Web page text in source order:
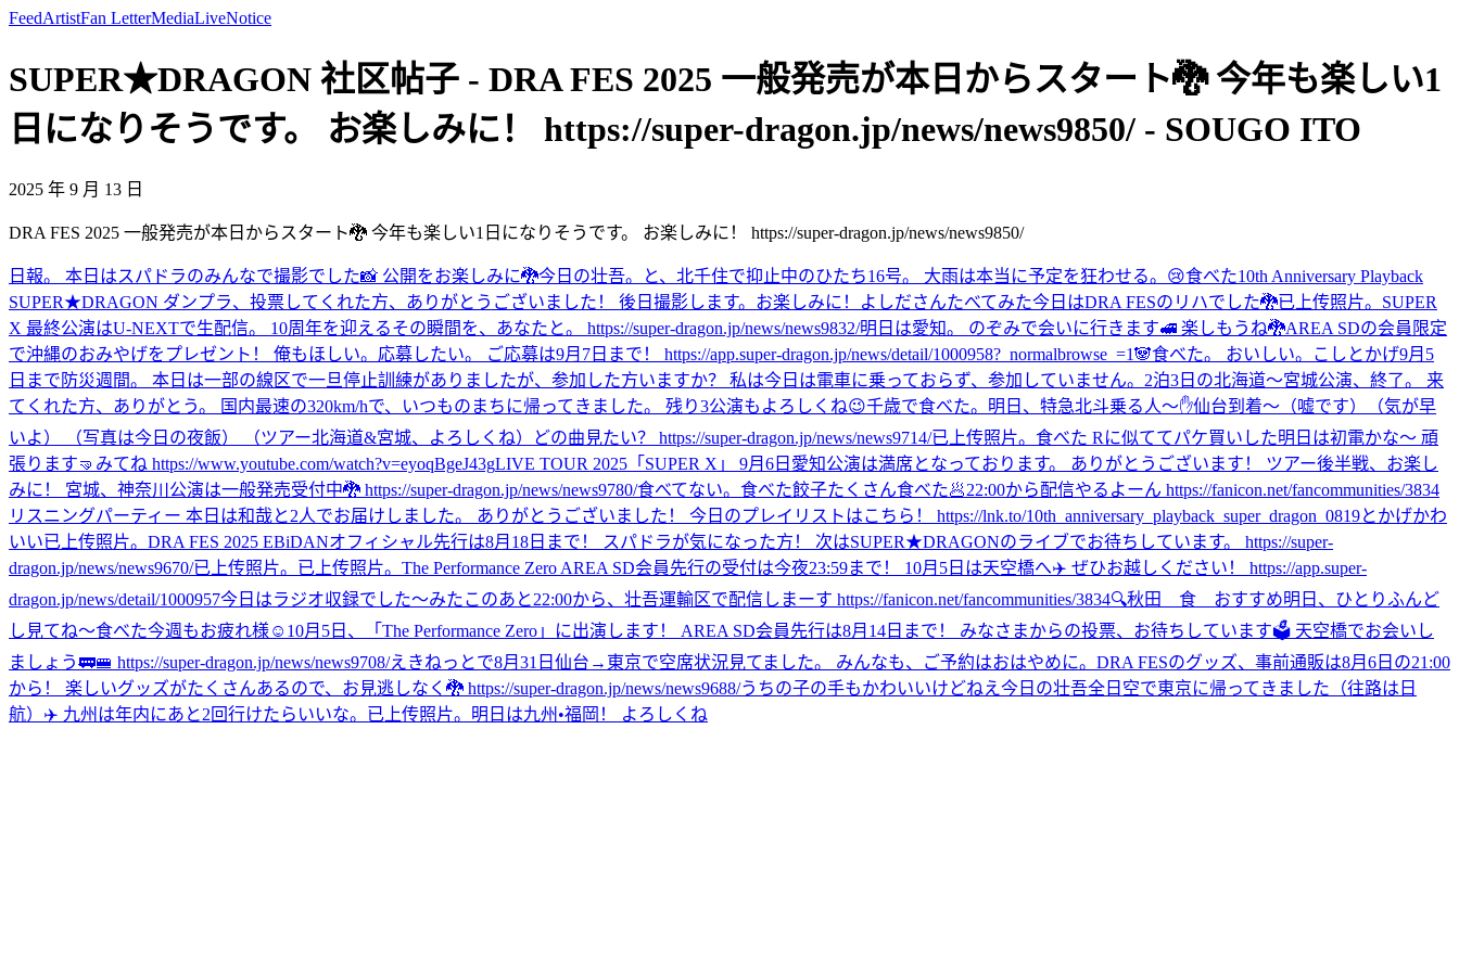
FeedArtistFan LetterMediaLiveNotice
SUPER★DRAGON 社区帖子 - DRA FES 2025 一般発売が本日からスタート🐉 今年も楽しい1
日になりそうです。 お楽しみに！ https://super-dragon.jp/news/news9850/ - SOUGO ITO
2025 年 9 月 13 日
DRA FES 2025 一般発売が本日からスタート🐉 今年も楽しい1日になりそうです。 お楽しみに！ https://super-dragon.jp/news/news9850/
日報。 本日はスパドラのみんなで撮影でした📸 公開をお楽しみに🐉今日の壮吾。と、北千住で抑止中のひたち16号。 大雨は本当に予定を狂わせる。😢食べた10th Anniversary Playback
SUPER★DRAGON ダンプラ、投票してくれた方、ありがとうございました！ 後日撮影します。お楽しみに！
よしださんたべてみた今日はDRA FESのリハでした🐉已上传照片。 SUPER
X 最終公演はU-NEXTで生配信。 10周年を迎えるその瞬間を、あなたと。 https://super-dragon.jp/news/news9832/明日は愛知。 のぞみで会いに行きます🚅 楽しもうね🐉AREA SDの会員限定
で沖縄のおみやげをプレゼント！ 俺もほしい。応募したい。 ご応募は9月7日まで！ https://app.super-dragon.jp/news/detail/1000958?_normalbrowse_=1🐼食べた。 おいしい。 こしとかげ9月5
日まで防災週間。 本日は一部の線区で一旦停止訓練がありましたが、参加した方いますか？ 私は今日は電車に乗っておらず、参加していません。 2泊3日の北海道〜宮城公演、終了。 来
てくれた方、ありがとう。 国内最速の320km/hで、いつものまちに帰ってきました。 残り3公演もよろしくね😉千歳で食べた。 明日、特急北斗乗る人〜✋仙台到着〜（嘘です）（気が早
いよ） （写真は今日の夜飯） （ツアー北海道&宮城、よろしくね）
どの曲見たい？ https://super-dragon.jp/news/news9714/已上传照片。 食べた Rに似ててパケ買いした明日は初電かな〜 頑
張ります🤜 みてね https://www.youtube.com/watch?v=eyoqBgeJ43gLIVE TOUR 2025「SUPER X」 9月6日愛知公演は満席となっております。 ありがとうございます！ ツアー後半戦、お楽し
みに！ 宮城、神奈川公演は一般発売受付中🐉 https://super-dragon.jp/news/news9780/食べてない。 食べた餃子たくさん食べた🥟22:00から配信やるよーん https://fanicon.net/fancommunities/3834
リスニングパーティー 本日は和哉と2人でお届けしました。 ありがとうございました！ 今日のプレイリストはこちら！ https://lnk.to/10th_anniversary_playback_super_dragon_0819とかげかわ
いい已上传照片。 DRA FES 2025 EBiDANオフィシャル先行は8月18日まで！ スパドラが気になった方！ 次はSUPER★DRAGONのライブでお待ちしています。 https://super-
dragon.jp/news/news9670/已上传照片。 已上传照片。 The Performance Zero AREA SD会員先行の受付は今夜23:59まで！ 10月5日は天空橋へ✈️ ぜひお越しください！ https://app.super-
dragon.jp/news/detail/1000957今日はラジオ収録でした〜みたこのあと22:00から、壮吾運輸区で配信しまーす https://fanicon.net/fancommunities/3834🔍秋田 食 おすすめ明日、ひとりふんど
し見てね〜食べた今週もお疲れ様☺️ 10月5日、「The Performance Zero」に出演します！ AREA SD会員先行は8月14日まで！ みなさまからの投票、お待ちしています🗳️ 天空橋でお会いし
ましょう🚃🚝 https://super-dragon.jp/news/news9708/えきねっとで8月31日仙台→東京で空席状況見てました。 みんなも、ご予約はおはやめに。 DRA FESのグッズ、事前通販は8月6日の21:00
から！ 楽しいグッズがたくさんあるので、お見逃しなく🐉 https://super-dragon.jp/news/news9688/うちの子の手もかわいいけどねえ 今日の壮吾全日空で東京に帰ってきました（往路は日
航）✈️ 九州は年内にあと2回行けたらいいな。 已上传照片。 明日は九州•福岡！ よろしくね